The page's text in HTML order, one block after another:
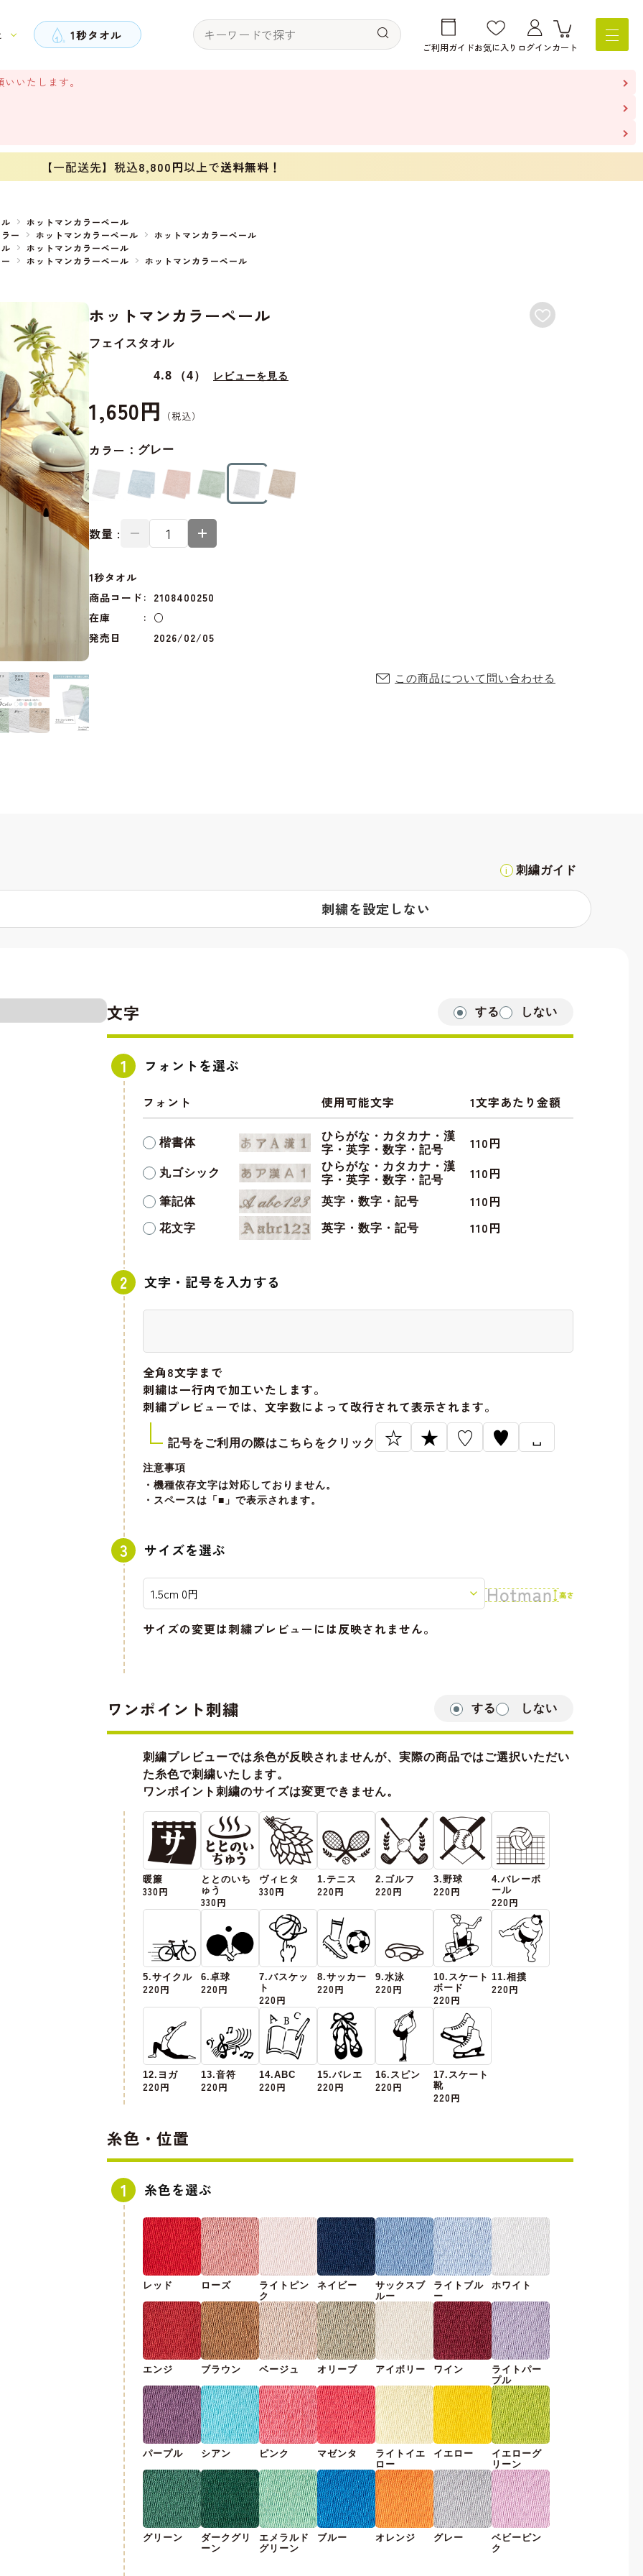
1秒タオル
ご利用ガイドお気に入り ログインカート
いたします。
【一配送先】税込8,800円以上で送料無料！
ホットマンカラーペール
ー ホットマンカラーペール
ホットマンカラーペール
ホットマンカラーペール
ホットマンカラーペール
ホットマンカラーペール
ホットマンカラーペール
フェイスタオル
4.8 （4） レビューを見る
1,650円
カラー： グレー
数量 :
1秒タオル
商品コード
2108400250
在庫
○
発売日
2026/02/05
この商品について問い合わせる
刺繍ガイド
刺繍を設定しない
文字 する しない
フォントを選ぶ
フォント 使用可能文字 1文字あたり金額
楷書体
ひらがな・カタカナ・漢
字・英字・数字・記号
110円
丸ゴシック
ひらがな・カタカナ・漢
字・英字・数字・記号
110円
筆記体 英字・数字・記号 110円
花文字 英字・数字・記号 110円
文字・記号を入力する
全角8文字 まで
刺繍は一行内で加工いたします。
刺繍プレビューでは、文字数によって改行されて表示されます。
記号をご利用の際はこちらをクリック ☆ ★ ♡ ♥ ␣
注意事項
・機種依存文字は対応しておりません。
・スペースは「■」で表示されます。
サイズを選ぶ
サイズの変更は刺繍プレビューには反映されません。
ワンポイント刺繍 する しない
刺繍プレビューでは糸色が反映されませんが、実際の商品ではご選択いただい
た糸色で刺繍いたします。
ワンポイント刺繍のサイズは変更できません。
暖簾
330円
ととのいち
ゅう
330円
ヴィヒタ
330円
1.テニス
220円
2.ゴルフ
220円
3.野球
220円
4.バレーボ
ール
220円
5.サイクル
220円
6.卓球
220円
7.バスケッ
ト
220円
8.サッカー
220円
9.水泳
220円
10.スケート
ボード
220円
11.相撲
220円
12.ヨガ
220円
13.音符
220円
14.ABC
220円
15.バレエ
220円
16.スピン
220円
17.スケート
靴
220円
糸色・位置
糸色を選ぶ
レッド ローズ
ライトピン
ク
ネイビー
サックスブ
ルー
ライトブル
ー
ホワイト
エンジ ブラウン ベージュ オリーブ アイボリー ワイン
ライトパー
プル
パープル シアン ピンク マゼンタ
ライトイエ
ロー
イエロー
イエローグ
リーン
グリーン
ダークグリ
ーン
エメラルド
グリーン
ブルー オレンジ グレー
ベビーピン
ク